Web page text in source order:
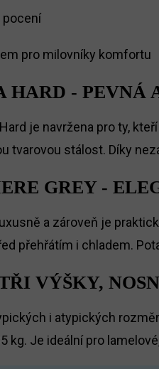
pocení
pro milovníky komfortu
HARD - PEVNÁ
je navržena pro ty,
tvarovou stálost. Díky
GREY -
a zároveň je
přehřátím i chladem.
VÝŠKY,
i atypických
kg. Je ideální pro